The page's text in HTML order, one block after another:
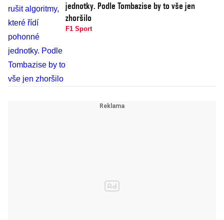
jednotky. Podle Tombazise by to vše jen
zhoršilo
F1 Sport